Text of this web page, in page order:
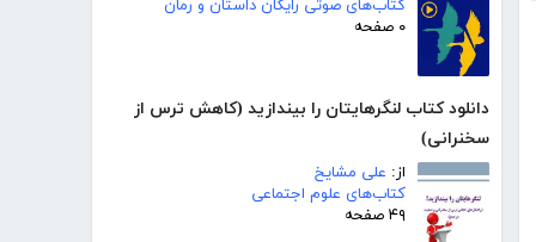
کتاب‌های صوتی رایگان داستان و رمان
۰ صفحه
دانلود کتاب لنگرهایتان را بیندازید (کاهش ترس از
سخنرانی)
از: علی مشایخ
کتاب‌های علوم اجتماعی
۴۹ صفحه